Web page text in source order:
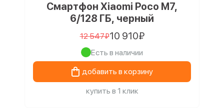
Смартфон Xiaomi Poco M7,
6/128 ГБ, черный
12 547₽10 910₽
Есть в наличии
добавить в корзину
купить в 1 клик